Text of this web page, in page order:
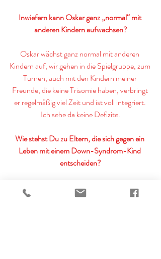
Inwiefern kann Oskar ganz „normal“ mit
anderen Kindern aufwachsen?
Oskar wächst ganz normal mit anderen
Kindern auf, wir gehen in die Spielgruppe, zum
Turnen, auch mit den Kindern meiner
Freunde, die keine Trisomie haben, verbringt
er regelmäßig viel Zeit und ist voll integriert.
Ich sehe da keine Defizite.
Wie stehst Du zu Eltern, die sich gegen ein
Leben mit einem Down-Syndrom-Kind
entscheiden?
Ich bin absolut keine Abtreibungsgegnerin, wir
haben als Frauen lange genug dafür gekämpft,